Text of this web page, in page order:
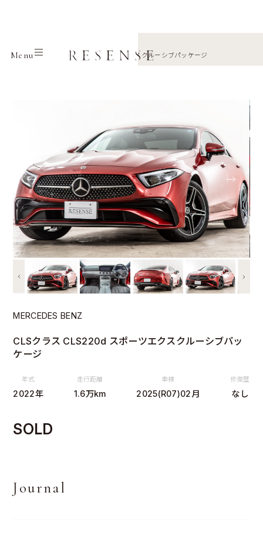
MenuCLSクラス CLS220d スポーツエクスクルーシブパッケージ
← →
MERCEDES BENZ
CLSクラス CLS220d スポーツエクスクルーシブパッ
ケージ
年式
2022年
走行距離
1.6万km
車検
2025(R07)02月
修復歴
なし
SOLD
Journal